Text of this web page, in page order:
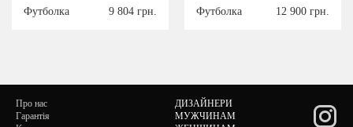
Футболка
9 804 грн.
Футболка
12 900 грн.
Про нас
Гарантія
ДИЗАЙНЕРИ
МУЖЧИНАМ